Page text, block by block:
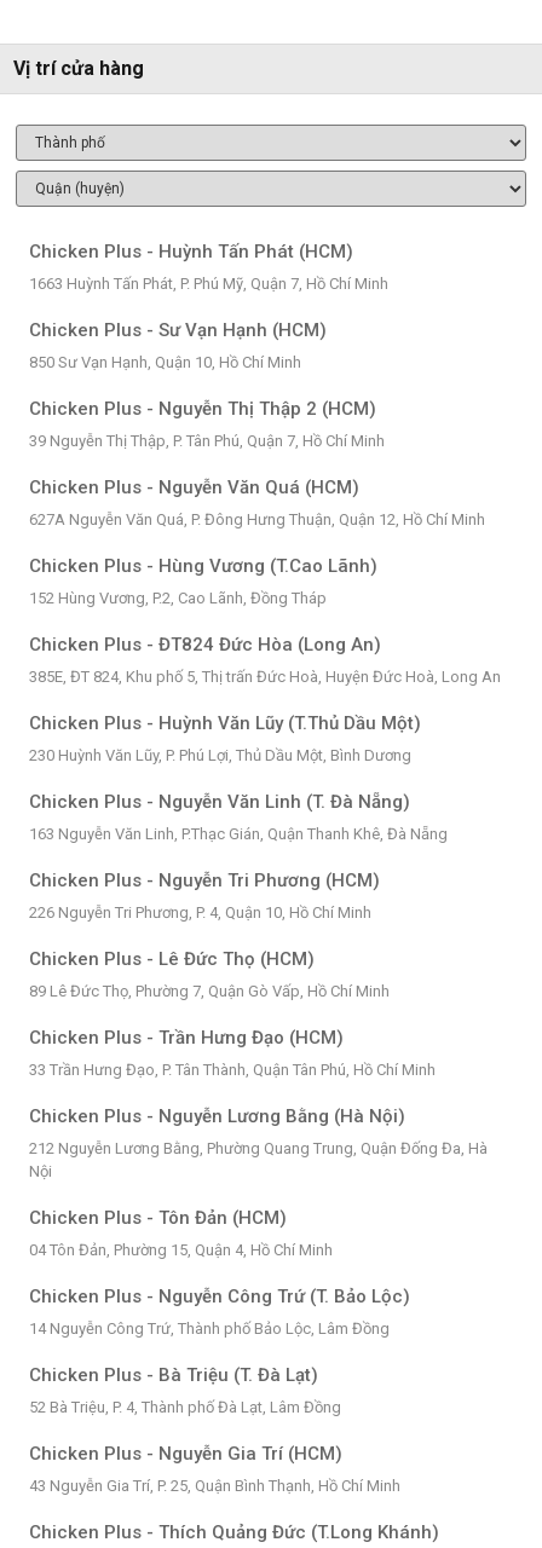
Vị trí cửa hàng
Chicken Plus - Huỳnh Tấn Phát (HCM)
1663 Huỳnh Tấn Phát, P. Phú Mỹ, Quận 7, Hồ Chí Minh
Chicken Plus - Sư Vạn Hạnh (HCM)
850 Sư Vạn Hạnh, Quận 10, Hồ Chí Minh
Chicken Plus - Nguyễn Thị Thập 2 (HCM)
39 Nguyễn Thị Thập, P. Tân Phú, Quận 7, Hồ Chí Minh
Chicken Plus - Nguyễn Văn Quá (HCM)
627A Nguyễn Văn Quá, P. Đông Hưng Thuận, Quận 12, Hồ Chí Minh
Chicken Plus - Hùng Vương (T.Cao Lãnh)
152 Hùng Vương, P.2, Cao Lãnh, Đồng Tháp
Chicken Plus - ĐT824 Đức Hòa (Long An)
385E, ĐT 824, Khu phố 5, Thị trấn Đức Hoà, Huyện Đức Hoà, Long An
Chicken Plus - Huỳnh Văn Lũy (T.Thủ Dầu Một)
230 Huỳnh Văn Lũy, P. Phú Lợi, Thủ Dầu Một, Bình Dương
Chicken Plus - Nguyễn Văn Linh (T. Đà Nẵng)
163 Nguyễn Văn Linh, P.Thạc Gián, Quận Thanh Khê, Đà Nẵng
Chicken Plus - Nguyễn Tri Phương (HCM)
226 Nguyễn Tri Phương, P. 4, Quận 10, Hồ Chí Minh
Chicken Plus - Lê Đức Thọ (HCM)
89 Lê Đức Thọ, Phường 7, Quận Gò Vấp, Hồ Chí Minh
Chicken Plus - Trần Hưng Đạo (HCM)
33 Trần Hưng Đạo, P. Tân Thành, Quận Tân Phú, Hồ Chí Minh
Chicken Plus - Nguyễn Lương Bằng (Hà Nội)
212 Nguyễn Lương Bằng, Phường Quang Trung, Quận Đống Đa, Hà
Nội
Chicken Plus - Tôn Đản (HCM)
04 Tôn Đản, Phường 15, Quận 4, Hồ Chí Minh
Chicken Plus - Nguyễn Công Trứ (T. Bảo Lộc)
14 Nguyễn Công Trứ, Thành phố Bảo Lộc, Lâm Đồng
Chicken Plus - Bà Triệu (T. Đà Lạt)
52 Bà Triệu, P. 4, Thành phố Đà Lạt, Lâm Đồng
Chicken Plus - Nguyễn Gia Trí (HCM)
43 Nguyễn Gia Trí, P. 25, Quận Bình Thạnh, Hồ Chí Minh
Chicken Plus - Thích Quảng Đức (T.Long Khánh)